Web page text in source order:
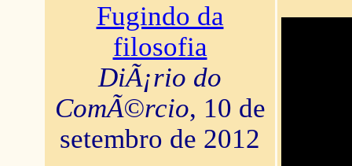
Fugindo da
filosofia
DiÃ¡rio do
ComÃ©rcio, 10 de
setembro de 2012